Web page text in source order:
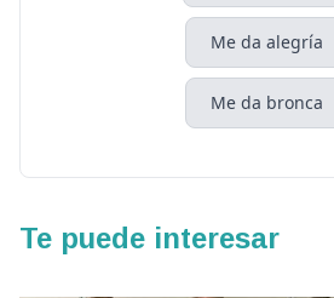
Me da alegría
Me da bronca
Te puede interesar